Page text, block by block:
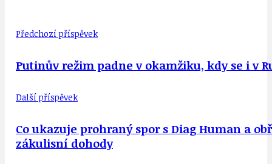
Předchozí příspěvek
Putinův režim padne v okamžiku, kdy se i v
Další příspěvek
Co ukazuje prohraný spor s Diag Human a
zákulisní dohody